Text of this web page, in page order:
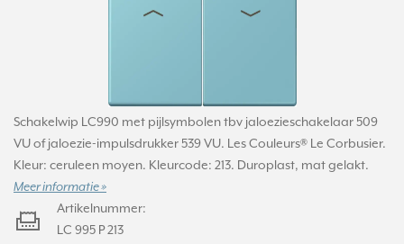
Schakelwip LC990 met pijlsymbolen tbv jaloezieschakelaar 509
VU of jaloezie-impulsdrukker 539 VU. Les Couleurs® Le Corbusier.
Kleur: ceruleen moyen. Kleurcode: 213. Duroplast, mat gelakt.
Meer informatie »
Artikelnummer:
LC 995 P 213